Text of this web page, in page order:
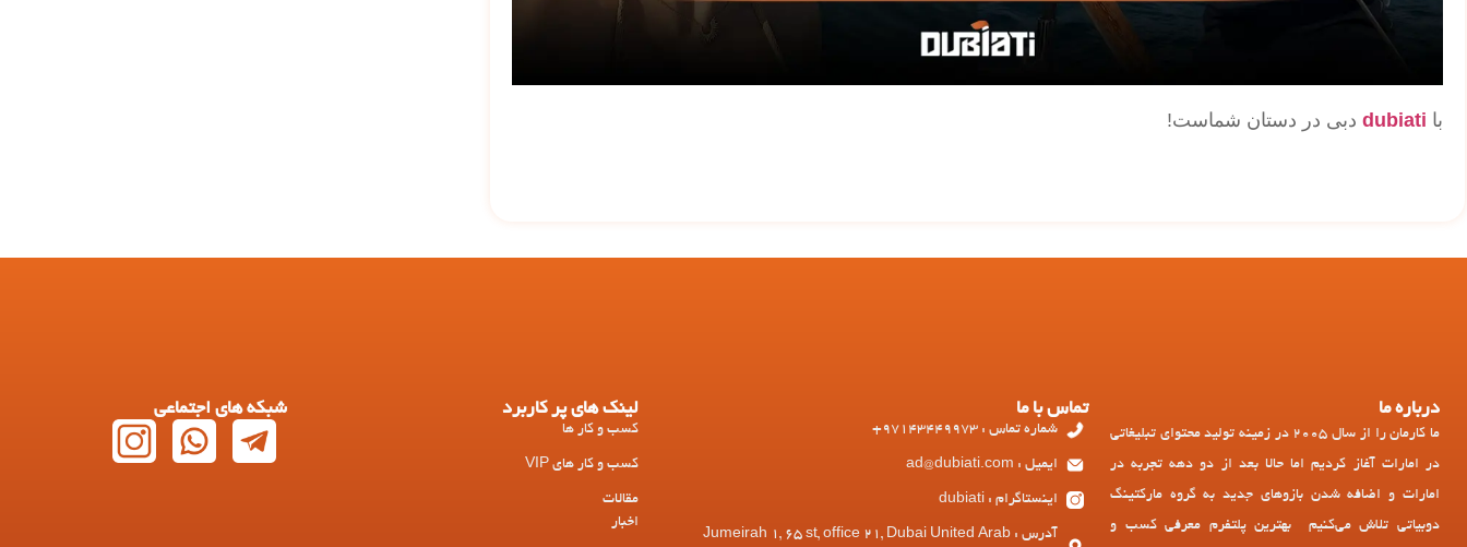
با dubiati دبی در دستان شماست!
درباره ما
ما کارمان را از سال 2005 در زمینه تولید محتوای تبلیغاتی
در امارات آغاز کردیم اما حالا بعد از دو دهه تجربه در
امارات و اضافه شدن بازوهای جدید به گروه مارکتینگ
دوبیاتی تلاش می‌کنیم بهترین پلتفرم معرفی کسب و
تماس با ما
شماره تماس : 97143449973+
ایمیل : ad@dubiati.com
اینستاگرام : dubiati
آدرس : Jumeirah 1, 65 st, office 21, Dubai United Arab
لینک های پر کاربرد
کسب و کار ها
کسب و کار های VIP
مقالات
اخبار
شبکه های اجتماعی